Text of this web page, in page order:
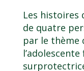
Les histoires
de quatre
par le thème